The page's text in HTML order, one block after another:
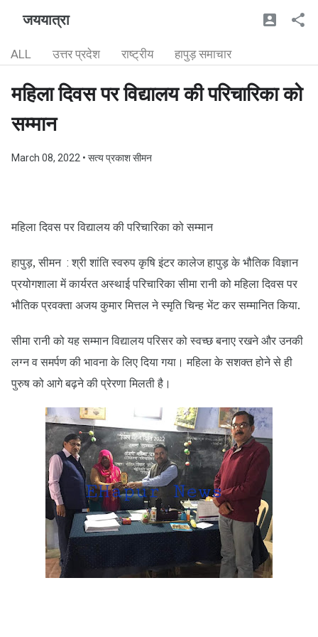
जययात्रा
ALL उत्तर प्रदेश राष्ट्रीय हापुड़ समाचार
महिला दिवस पर विद्यालय की परिचारिका को
सम्मान
March 08, 2022 • सत्य प्रकाश सीमन
महिला दिवस पर विद्यालय की परिचारिका को सम्मान
हापुड़, सीमन : श्री शांति स्वरुप कृषि इंटर कालेज हापुड़ के भौतिक विज्ञान
प्रयोगशाला में कार्यरत अस्थाई परिचारिका सीमा रानी को महिला दिवस पर
भौतिक प्रवक्ता अजय कुमार मित्तल ने स्मृति चिन्ह भेंट कर सम्मानित किया.
सीमा रानी को यह सम्मान विद्यालय परिसर को स्वच्छ बनाए रखने और उनकी
लग्न व समर्पण की भावना के लिए दिया गया। महिला के सशक्त होने से ही
पुरुष को आगे बढ़ने की प्रेरणा मिलती है।